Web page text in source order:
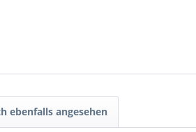
ebenfalls angesehen